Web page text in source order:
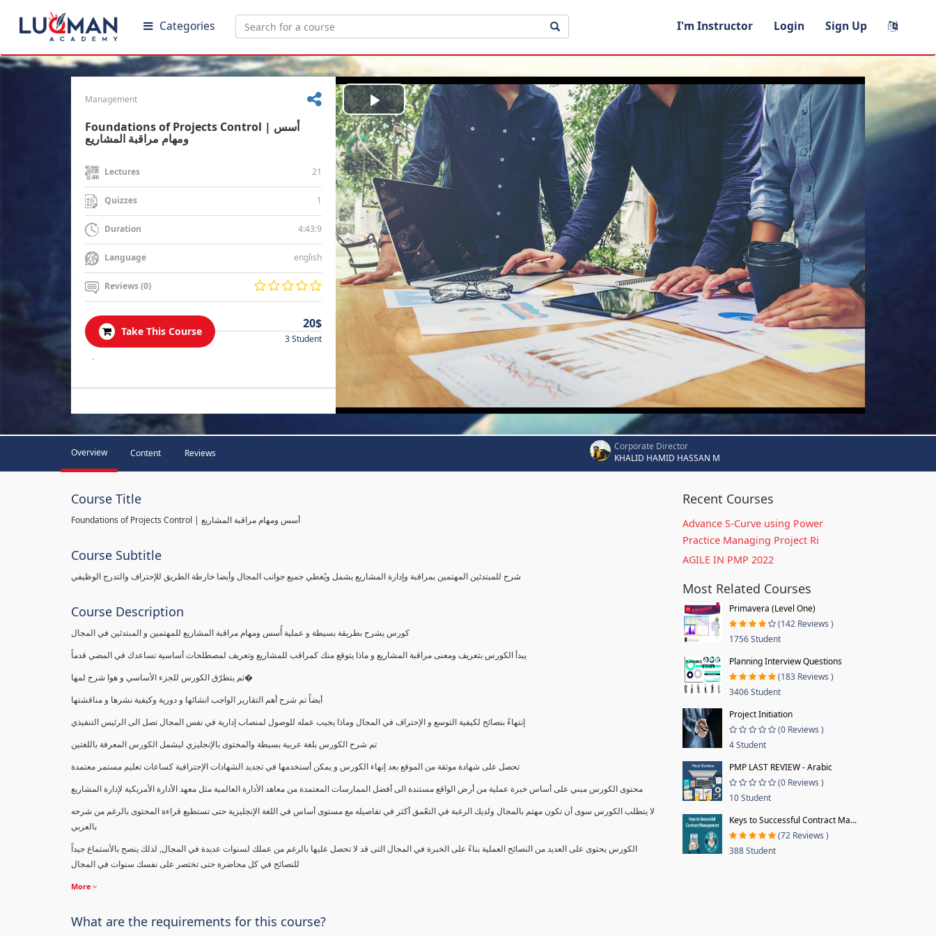
Categories I'm Instructor Login Sign Up
Management
Foundations of Projects Control | أسس
ومهام مراقبة المشاريع
Lectures 21
Quizzes 1
Duration 4:43:9
Language english
Reviews (0)
Take This Course
20$
3 Student
.
Play
Video
Overview Content Reviews
Corporate Director
KHALID HAMID HASSAN M
Course Title
Foundations of Projects Control | أسس ومهام مراقبة المشاريع
Course Subtitle
شرح للمبتدئين المهتمين بمراقبة وإدارة المشاريع يشمل ويُغطي جميع جوانب المجال وأيضا خارطة الطريق للإحتراف والتدرج الوظيفي
Course Description
كورس يشرح بطريقة بسيطة و عملية أُسس ومهام مراقبة المشاريع للمهتمين و المبتدئين في المجال
يبدأ الكورس بتعريف ومعنى مراقبة المشاريع و ماذا يتوقع منك كمراقب للمشاريع وتعريف لمصطلحات أساسية تساعدك في المضي قدماً
ثم يتطرّق الكورس للجزء الأساسي و هوا شرح لمها�
أيضاً تم شرح أهم التقارير الواجب انشائها و دورية وكيفية نشرها و مناقشتها
إنتهاءً بنصائح لكيفية التوسع و الإحتراف في المجال وماذا يجيب عمله للوصول لمنصاب إدارية في نفس المجال تصل الى الرئيس التنفيذي
تم شرح الكورس بلغة عربية بسيطة والمحتوى بالإنجليزي ليشمل الكورس المعرفة باللغتين
تحصل على شهادة موثقة من الموقع بعد إنهاء الكورس و يمكن أستخدمها في تجديد الشهادات الإحترافية كساعات تعليم مستمر معتمدة
محتوى الكورس مبني على أساس خبرة عملية من أرض الواقع مستندة الى أفضل الممارسات المعتمدة من معاهد الأدارة العالمية مثل معهد الأدارة الأمريكية لإدارة المشاريع
لا يتطلب الكورس سوى أن تكون مهتم بالمجال ولديك الرغبة في التعّمق أكثر في تفاصيله مع مستوى أساس في اللغة الإنجليزية حتى تستطيع قراءة المحتوى بالرغم من شرحه
بالعربي
الكورس يحتوى على العديد من النصائح العملية بناءً على الخبرة في المجال التى قد لا تحصل عليها بالرغم من عملك لسنوات عديدة في المجال, لذلك ينصح بالأستماع جيداً
للنصائح في كل محاضرة حتى تختصر على نفسك سنوات في المجال
More
What are the requirements for this course?
Recent Courses
Advance S-Curve using Power
Practice Managing Project Ri
AGILE IN PMP 2022
Most Related Courses
Primavera (Level One)
(142 Reviews )
1756 Student
Planning Interview Questions
(183 Reviews )
3406 Student
Project Initiation
(0 Reviews )
4 Student
PMP LAST REVIEW - Arabic
(0 Reviews )
10 Student
Keys to Successful Contract Ma...
(72 Reviews )
388 Student